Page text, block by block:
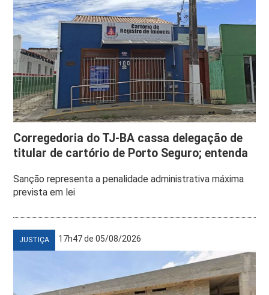
Corregedoria do TJ-BA cassa delegação de
titular de cartório de Porto Seguro; entenda
Sanção representa a penalidade administrativa máxima
prevista em lei
JUSTIÇA 17h47 de 05/08/2026